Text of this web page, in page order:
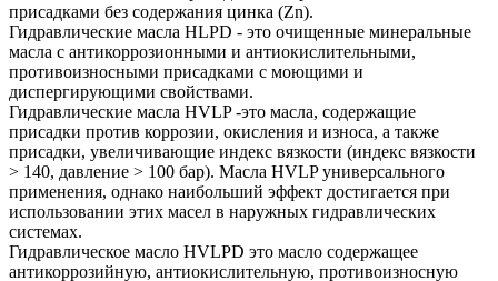
присадками без содержания цинка (Zn).
Гидравлические масла HLPD - это очищенные минеральные
масла с антикоррозионными и антиокислительными,
противоизносными присадками с моющими и
диспергирующими свойствами.
Гидравлические масла HVLP -это масла, содержащие
присадки против коррозии, окисления и износа, а также
присадки, увеличивающие индекс вязкости (индекс вязкости
> 140, давление > 100 бар). Масла HVLP универсального
применения, однако наибольший эффект достигается при
использовании этих масел в наружных гидравлических
системах.
Гидравлическое масло HVLPD это масло содержащее
антикоррозийную, антиокислительную, противоизносную